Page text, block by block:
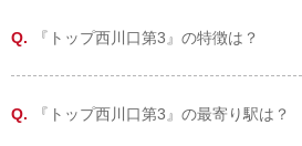
『トップ西川口第3』の特徴は？
『トップ西川口第3』の最寄り駅は？